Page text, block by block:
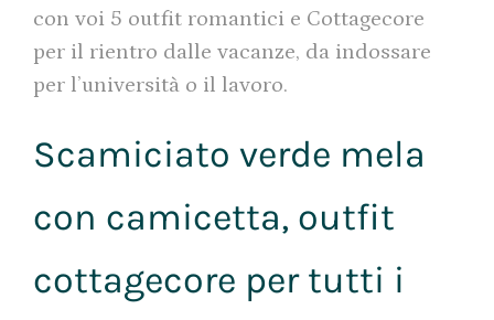
con voi 5 outfit romantici e Cottagecore
per il rientro dalle vacanze, da indossare
per l’università o il lavoro.
Scamiciato verde mela
con camicetta, outfit
cottagecore per tutti i